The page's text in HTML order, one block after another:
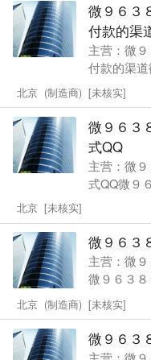
微９６３
付款的渠
主营：微
付款的渠
北京 (制造商) [未核实]
微９６３
式QQ
主营：微
式QQ微９
北京 [未核实]
微９６３
主营：微
微９６３
北京 (制造商) [未核实]
微９６３